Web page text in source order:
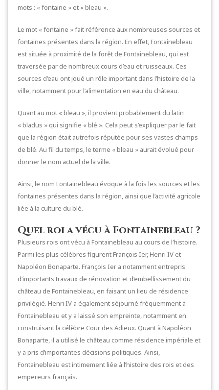
mots : « fontaine » et « bleau ».
Le mot « fontaine » fait référence aux nombreuses sources et
fontaines présentes dans la région. En effet, Fontainebleau
est située à proximité de la forêt de Fontainebleau, qui est
traversée par de nombreux cours d’eau et ruisseaux. Ces
sources d’eau ont joué un rôle important dans l’histoire de la
ville, notamment pour l’alimentation en eau du château.
Quant au mot « bleau », il provient probablement du latin
« bladus » qui signifie « blé ». Cela peut s’expliquer par le fait
que la région était autrefois réputée pour ses vastes champs
de blé. Au fil du temps, le terme « bleau » aurait évolué pour
donner le nom actuel de la ville.
Ainsi, le nom Fontainebleau évoque à la fois les sources et les
fontaines présentes dans la région, ainsi que l’activité agricole
liée à la culture du blé.
Quel roi a vécu à Fontainebleau ?
Plusieurs rois ont vécu à Fontainebleau au cours de l’histoire.
Parmi les plus célèbres figurent François Ier, Henri IV et
Napoléon Bonaparte. François Ier a notamment entrepris
d’importants travaux de rénovation et d’embellissement du
château de Fontainebleau, en faisant un lieu de résidence
privilégié. Henri IV a également séjourné fréquemment à
Fontainebleau et y a laissé son empreinte, notamment en
construisant la célèbre Cour des Adieux. Quant à Napoléon
Bonaparte, il a utilisé le château comme résidence impériale et
y a pris d’importantes décisions politiques. Ainsi,
Fontainebleau est intimement liée à l’histoire des rois et des
empereurs français.